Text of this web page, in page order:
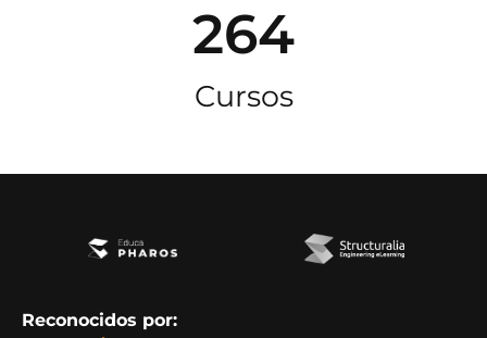
264
Cursos
Reconocidos por: